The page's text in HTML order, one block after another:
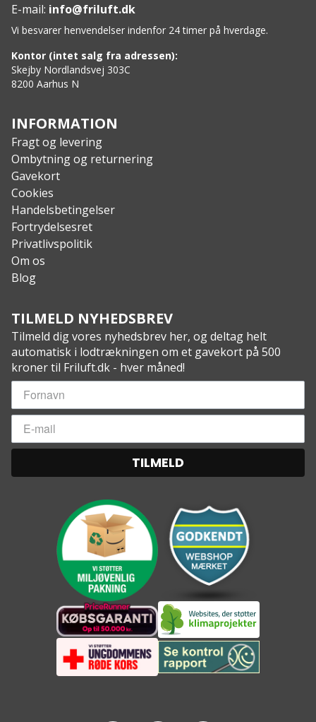
Lang brændetid – op til 90 timer
Sikkerhedslys fastgørelse på bagsiden af
batterikassen
Vandtæt – både pandelampe og batteri opfylder
IPX5-standarden
Batterispecifikation: 3 x AAA
Inkluderet tilbehør: pandelampe, pandebånd, 3 x
AAA batteripakke, 3 x AAA betterier, kabelguide,
Quickguide
Led type: 2 x semi højeffekt LED’er
Lysafstand max m: 75
Garanti: 2 år
E-mail: info@friluft.dk
Vi besvarer henvendelser indenfor 24 timer på hverdage.
Kontor (intet salg fra adressen):
Skejby Nordlandsvej 303C
8200 Aarhus N
INFORMATION
Fragt og levering
Ombytning og returnering
Gavekort
Cookies
Handelsbetingelser
Fortrydelsesret
Privatlivspolitik
Om os
Blog
TILMELD NYHEDSBREV
Tilmeld dig vores nyhedsbrev her, og deltag helt
automatisk i lodtrækningen om et gavekort på 500
kroner til Friluft.dk - hver måned!
TILMELD